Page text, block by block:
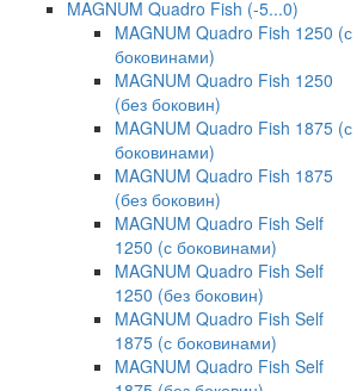
MAGNUM Quadro Fish (-5...0)
MAGNUM Quadro Fish 1250 (с
боковинами)
MAGNUM Quadro Fish 1250
(без боковин)
MAGNUM Quadro Fish 1875 (с
боковинами)
MAGNUM Quadro Fish 1875
(без боковин)
MAGNUM Quadro Fish Self
1250 (с боковинами)
MAGNUM Quadro Fish Self
1250 (без боковин)
MAGNUM Quadro Fish Self
1875 (с боковинами)
MAGNUM Quadro Fish Self